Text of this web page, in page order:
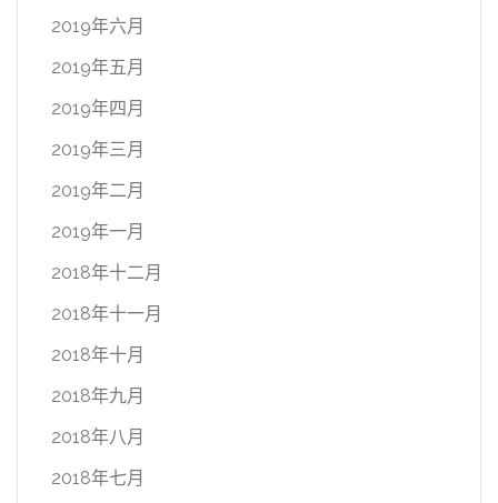
2019年六月
2019年五月
2019年四月
2019年三月
2019年二月
2019年一月
2018年十二月
2018年十一月
2018年十月
2018年九月
2018年八月
2018年七月